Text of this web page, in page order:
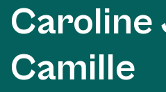
Caroline
Camille